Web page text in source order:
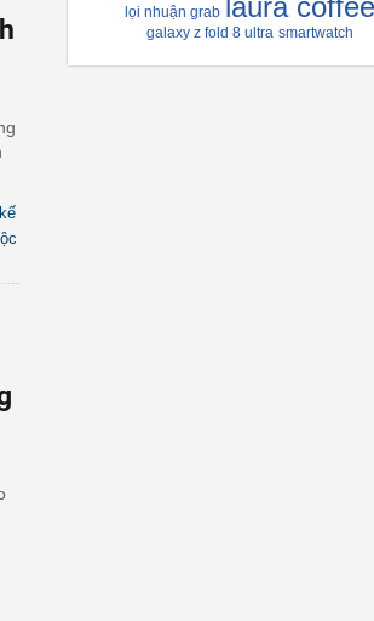
lọi nhuận grab laura coffee
galaxy z fold 8 ultra smartwatch